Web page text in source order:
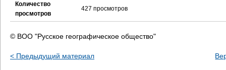
Количество
просмотров
427 просмотров
© ВОО "Русское географическое общество"
< Предыдущий материал